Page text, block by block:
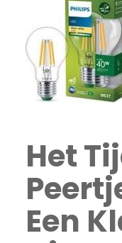
Het
Een